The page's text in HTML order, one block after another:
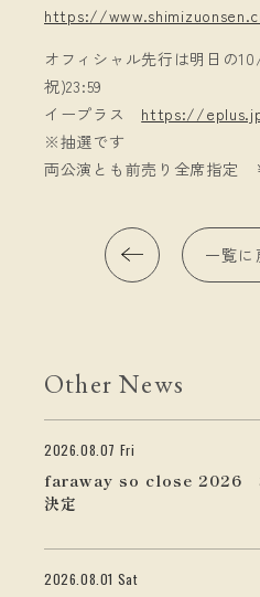
https://
オフィシャル先行は明日の
祝)23:59
イープラス https://
※抽選です
両公演とも前売り全席指定
一覧に
Other News
2026.08.07 Fri
faraway so close 2026
決定
2026.08.01 Sat